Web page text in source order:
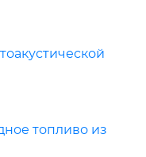
топливо из